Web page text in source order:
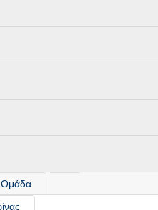
Ομάδα